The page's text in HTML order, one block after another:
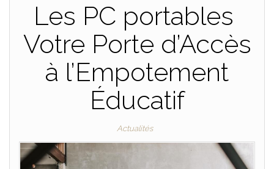
Les PC portables
Votre Porte d’Accès
à l’Empotement
Éducatif
Actualités